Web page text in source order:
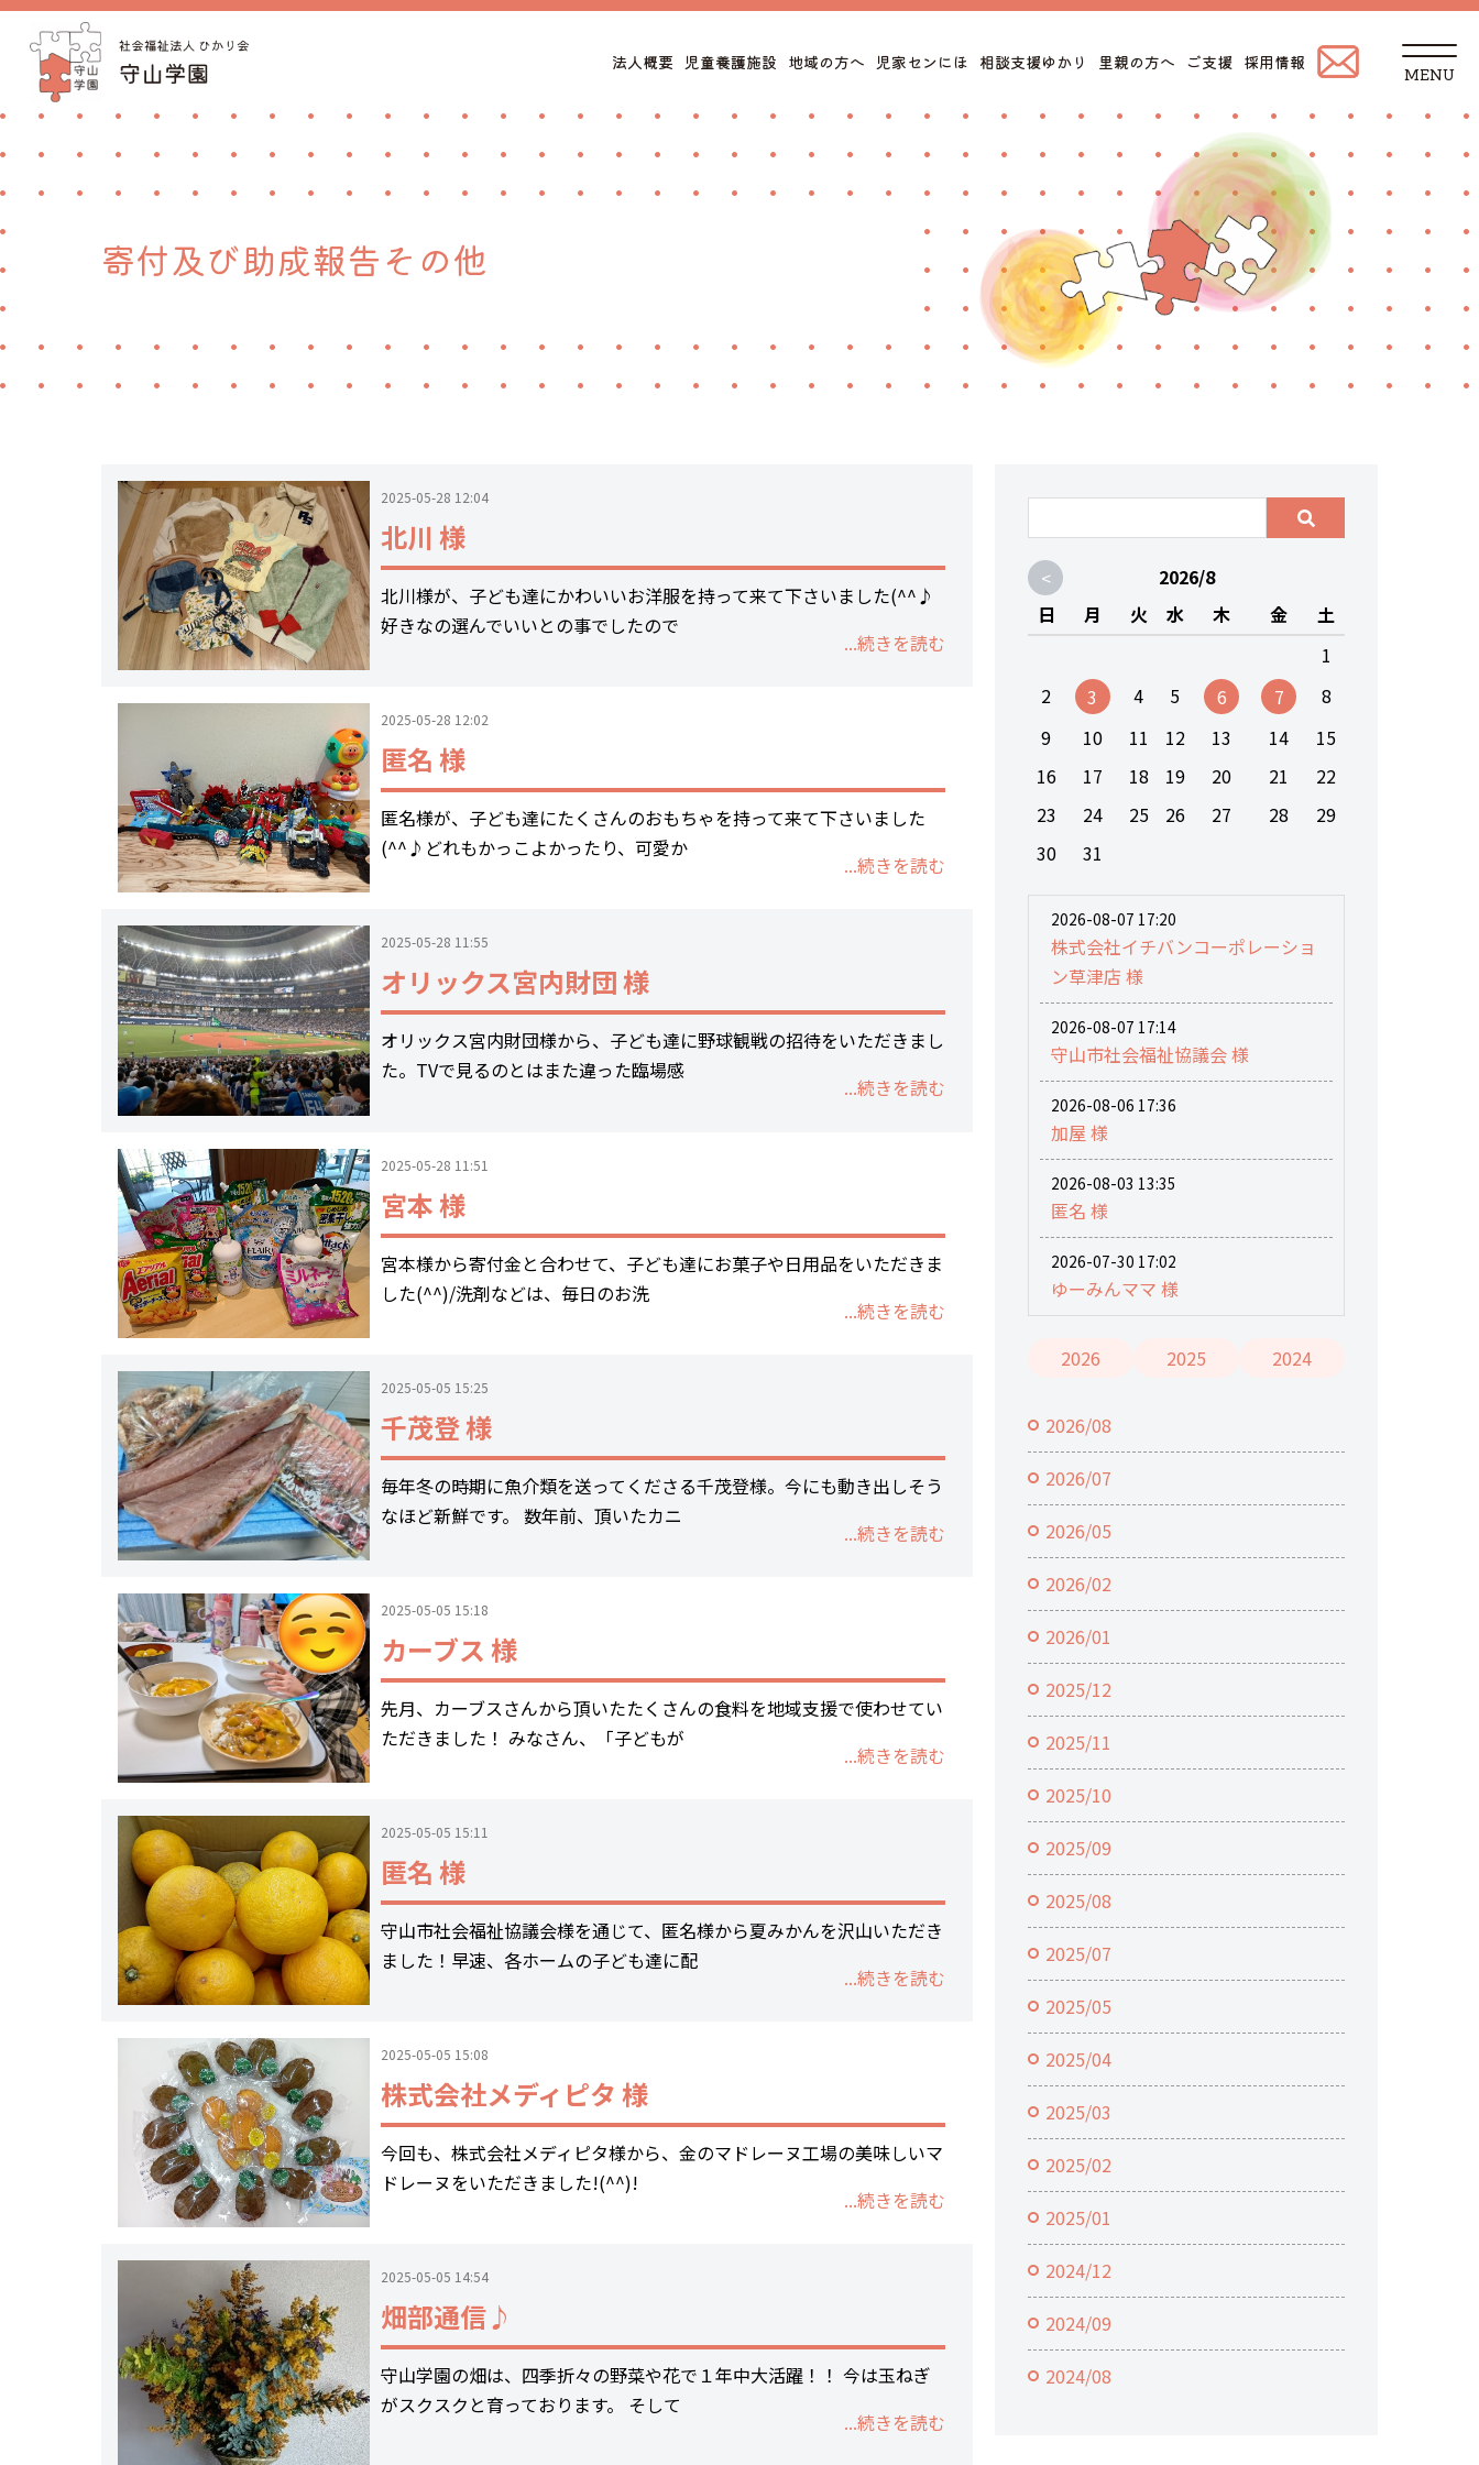
法人概要 児童養護施設 地域の方へ 児家センにほ 相談支援ゆかり 里親の方へ ご支援 採用情報
t
o
g
l
n
i
a
i
子育て短期支援事業
里親支援センターしが 湖南支部
振込済みお知らせフォーム
寄付及び助成報告その他
お問合わせ
寄付及び助成報告その他
2025-05-28 12:04
北川 様
北川様が、子ども達にかわいいお洋服を持って来て下さいました(^^♪
好きなの選んでいいとの事でしたので
...続きを読む
2025-05-28 12:02
匿名 様
匿名様が、子ども達にたくさんのおもちゃを持って来て下さいました
(^^♪どれもかっこよかったり、可愛か
...続きを読む
2025-05-28 11:55
オリックス宮内財団 様
オリックス宮内財団様から、子ども達に野球観戦の招待をいただきまし
た。TVで見るのとはまた違った臨場感
...続きを読む
2025-05-28 11:51
宮本 様
宮本様から寄付金と合わせて、子ども達にお菓子や日用品をいただきま
した(^^)/洗剤などは、毎日のお洗
...続きを読む
2025-05-05 15:25
千茂登 様
毎年冬の時期に魚介類を送ってくださる千茂登様。今にも動き出しそう
なほど新鮮です。 数年前、頂いたカニ
...続きを読む
2025-05-05 15:18
カーブス 様
先月、カーブスさんから頂いたたくさんの食料を地域支援で使わせてい
ただきました！ みなさん、「子どもが
...続きを読む
2025-05-05 15:11
匿名 様
守山市社会福祉協議会様を通じて、匿名様から夏みかんを沢山いただき
ました！早速、各ホームの子ども達に配
...続きを読む
2025-05-05 15:08
株式会社メディピタ 様
今回も、株式会社メディピタ様から、金のマドレーヌ工場の美味しいマ
ドレーヌをいただきました!(^^)!
...続きを読む
2025-05-05 14:54
畑部通信♪
守山学園の畑は、四季折々の野菜や花で１年中大活躍！！ 今は玉ねぎ
がスクスクと育っております。 そして
...続きを読む
<
2026/8
日
月 火 水 木 金
土
1
2
3 4 5 6 7
8
9
10 11 12 13 14
15
16
17 18 19 20 21
22
23
24 25 26 27 28
29
30
31
2026-08-07 17:20
株式会社イチバンコーポレーショ
ン草津店 様
2026-08-07 17:14
守山市社会福祉協議会 様
2026-08-06 17:36
加屋 様
2026-08-03 13:35
匿名 様
2026-07-30 17:02
ゆーみんママ 様
2026 2025 2024
2026/08
2026/07
2026/05
2026/02
2026/01
2025/12
2025/11
2025/10
2025/09
2025/08
2025/07
2025/05
2025/04
2025/03
2025/02
2025/01
2024/12
2024/09
2024/08